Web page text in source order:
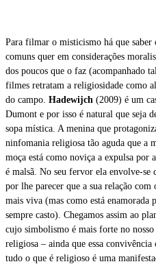
Para filmar o misticismo há que saber
comuns quer em considerações
dos poucos que o faz (acompanhado
filmes retratam a religiosidade como
do campo. Hadewijch (2009) é um
Dumont e por isso é natural que seja
sopa mística. A menina que
ninfomania religiosa tão aguda que a
moça está como noviça a expulsa por
é malsã. No seu fervor ela envolve-
por lhe parecer que a sua relação
mais viva (mas como está
sempre casto). Chegamos assim ao
cujo simbolismo é mais forte no
religiosa – ainda que essa
tudo o que é religioso é uma